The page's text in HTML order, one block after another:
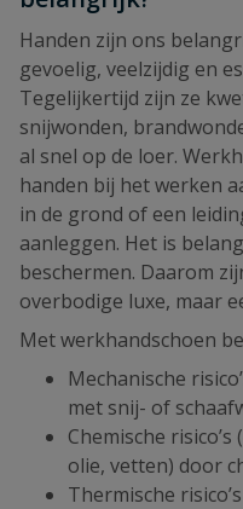
Handen zijn ons
gevoelig, veelzijdig en
Tegelijkertijd zijn ze
snijwonden,
al snel op de loer.
handen bij het werken
in de grond of een
aanleggen. Het is
beschermen. Daarom
overbodige luxe, maar
Met werkhandschoen
Mechanische
met snij- of
Chemische
olie, vetten) door
Thermische